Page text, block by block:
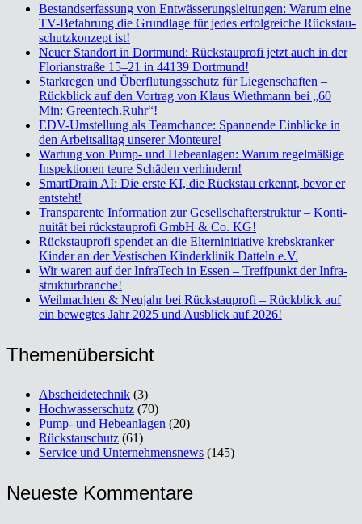
Bestands­er­fas­sung von Ent­wäs­se­rungs­lei­tun­gen: War­um eine
TV-Befah­rung die Grund­la­ge für jedes erfolg­rei­che Rückstau­
schutz­kon­zept ist!
Neu­er Stand­ort in Dort­mund: Rück­stau­pro­fi jetzt auch in der
Flo­ri­an­stra­ße 15–21 in 44139 Dort­mund!
Stark­re­gen und Über­flu­tungs­schutz für Lie­gen­schaf­ten –
Rück­blick auf den Vor­trag von Klaus Wieth­mann bei „60
Min: Greentech.Ruhr“!
EDV-Umstel­lung als Team­chan­ce: Span­nen­de Ein­bli­cke in
den Arbeits­all­tag unse­rer Mon­teu­re!
War­tung von Pump- und Hebe­an­la­gen: War­um regel­mä­ßi­ge
Inspek­tio­nen teu­re Schä­den ver­hin­dern!
Smart­Drain AI: Die ers­te KI, die Rück­stau erkennt, bevor er
ent­steht!
Trans­pa­ren­te Infor­ma­ti­on zur Gesell­schaf­ter­struk­tur – Kon­ti­
nui­tät bei rück­stau­pro­fi GmbH & Co. KG!
Rück­stau­pro­fi spen­det an die Eltern­in­itia­ti­ve krebs­kran­ker
Kin­der an der Ves­ti­schen Kin­der­kli­nik Dat­teln e.V.
Wir waren auf der Infra­Tech in Essen – Treff­punkt der Infra­
struk­tur­bran­che!
Weih­nach­ten & Neu­jahr bei Rück­stau­pro­fi – Rück­blick auf
ein beweg­tes Jahr 2025 und Aus­blick auf 2026!
The­men­über­sicht
Abscheidetechnik (3)
Hochwasserschutz (70)
Pump- und Hebeanlagen (20)
Rückstauschutz (61)
Service und Unternehmensnews (145)
Neu­es­te Kom­men­ta­re